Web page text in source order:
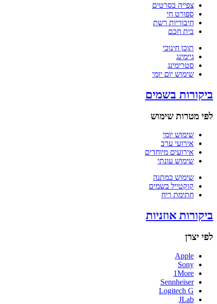
צפייה בסרטים
ספורט חי
חיבוריות רשת
בית חכם
תוכן חינוכי
גיימינג
סטרימינג
שימוש יום יומי
ביקורות בשמים
לפי מטרות שימוש
שימוש יומי
אירועי ערב
אירועים מיוחדים
שימוש עונתי
שימוש כמתנה
קוקטייל בשמים
חתימת ריח
ביקורות אוזניות
לפי יצרן
Apple
Sony
1More
Sennheiser
Logitech G
JLab